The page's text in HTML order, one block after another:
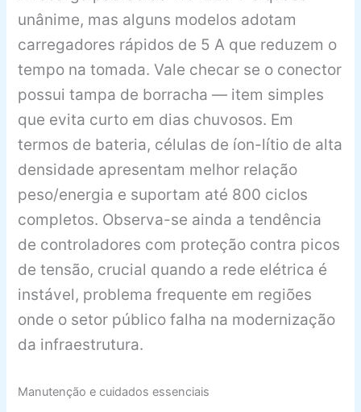
unânime, mas alguns modelos adotam
carregadores rápidos de 5 A que reduzem o
tempo na tomada. Vale checar se o conector
possui tampa de borracha — item simples
que evita curto em dias chuvosos. Em
termos de bateria, células de íon-lítio de alta
densidade apresentam melhor relação
peso/energia e suportam até 800 ciclos
completos. Observa-se ainda a tendência
de controladores com proteção contra picos
de tensão, crucial quando a rede elétrica é
instável, problema frequente em regiões
onde o setor público falha na modernização
da infraestrutura.
Manutenção e cuidados essenciais